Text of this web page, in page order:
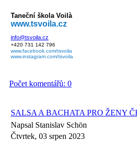
Taneční škola Voilà
www.tsvoila.cz
info@tsvoila.cz
+420 731 142 796
www.facebook.com/tsvoila
www.instagram.com/tsvoila
Počet komentářů: 0
SALSA A BACHATA PRO ŽENY
Napsal Stanislav Schön
Čtvrtek, 03 srpen 2023